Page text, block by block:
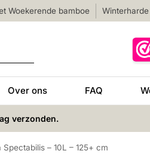
Woekerende bamboe
Over ons FAQ
verzonden.
– 10L – 125+ cm